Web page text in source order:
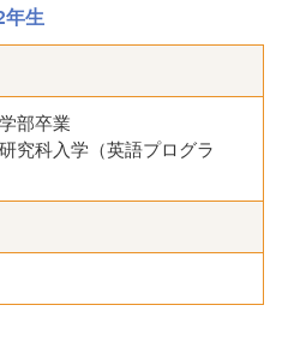
年生
部卒業
究科入学（英語プログラ